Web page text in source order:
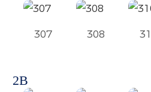
307 308
2B